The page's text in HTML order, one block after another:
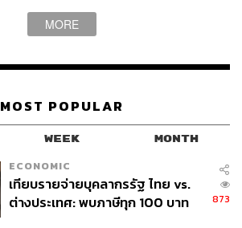
MORE
MOST POPULAR
WEEK MONTH
ECONOMIC
เทียบรายจ่ายบุคลากรรัฐ ไทย vs.
ต่างประเทศ: พบภาษีทุก 100 บาท
873